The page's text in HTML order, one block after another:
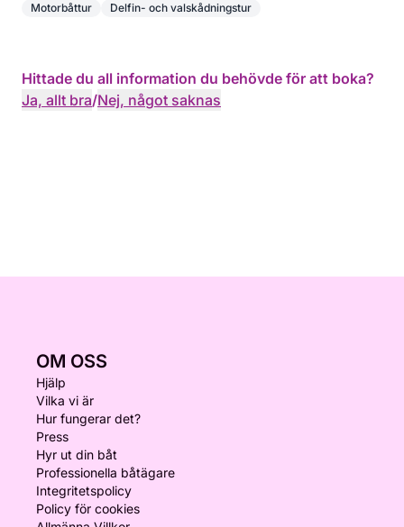
Motorbåttur Delfin- och valskådningstur
Hittade du all information du behövde för att boka?
Ja, allt bra/Nej, något saknas
OM OSS
Hjälp
Vilka vi är
Hur fungerar det?
Press
Hyr ut din båt
Professionella båtägare
Integritetspolicy
Policy för cookies